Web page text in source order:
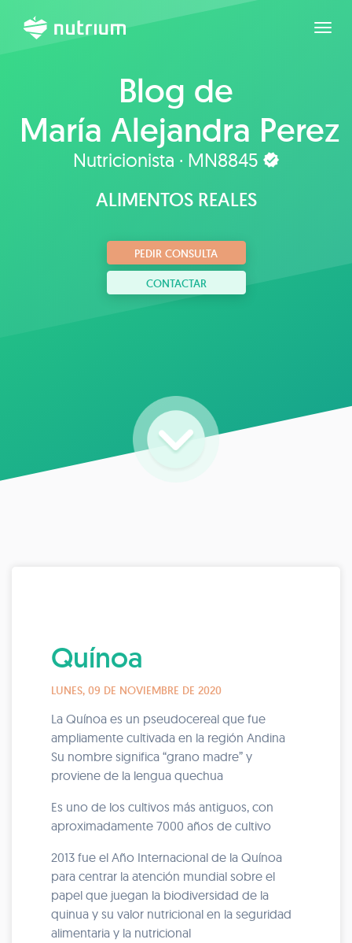
Blog de
María Alejandra Perez
Nutricionista · MN8845
ALIMENTOS REALES
PEDIR CONSULTA
CONTACTAR
Quínoa
LUNES, 09 DE NOVIEMBRE DE 2020
La Quínoa es un pseudocereal que fue
ampliamente cultivada en la región Andina
Su nombre significa “grano madre” y
proviene de la lengua quechua
Es uno de los cultivos más antiguos, con
aproximadamente 7000 años de cultivo
2013 fue el Año Internacional de la Quínoa
para centrar la atención mundial sobre el
papel que juegan la biodiversidad de la
quinua y su valor nutricional en la seguridad
alimentaria y la nutricional